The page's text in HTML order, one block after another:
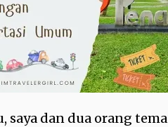
dan dua orang